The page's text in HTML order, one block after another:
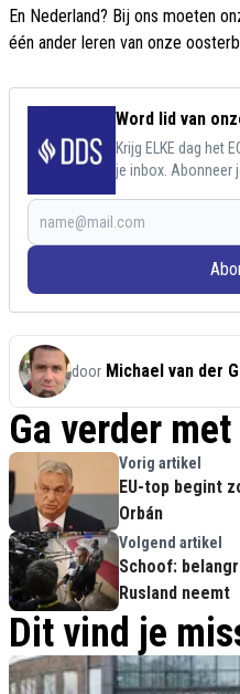
En Nederland? Bij ons moeten
één ander leren van onze
Word lid van
Krijg ELKE dag het
je inbox. Abonneer
door Michael van der
Ga verder
Vorig artikel
EU-top begint
Orbán
Volgend artikel
Schoof:
Rusland neemt
Dit vind je